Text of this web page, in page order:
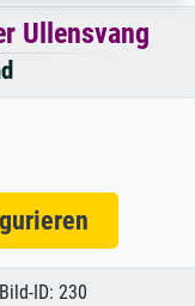
Ullensvang
ID: 230